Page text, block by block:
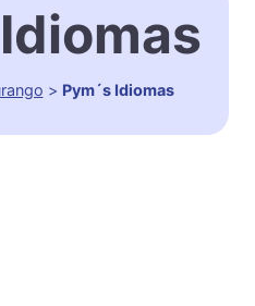
> Pym´s Idiomas